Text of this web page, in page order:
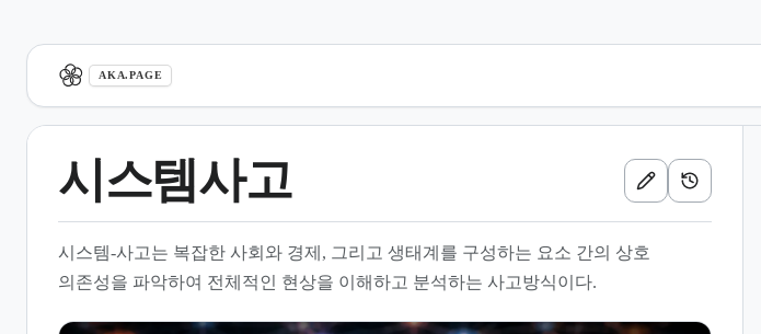
AKA.PAGE
시스템사고
시스템-사고는 복잡한 사회와 경제, 그리고 생태계를 구성하는 요소 간의 상호
의존성을 파악하여 전체적인 현상을 이해하고 분석하는 사고방식이다.
개요
역사적 발전과 학문적 배경
피드백 루프의 원리와 유형